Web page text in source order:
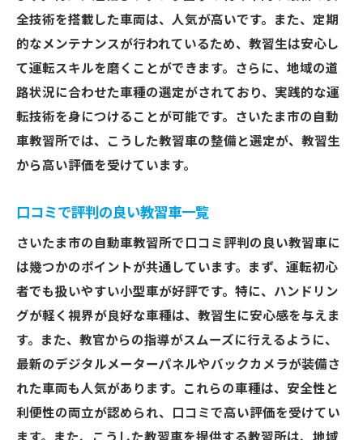
全技術を搭載した車両は、人気が高いです。また、定期
的なメンテナンスが行われているため、教習生は安心し
て運転スキルを磨くことができます。さらに、地域の道
路状況に合わせた車種の選定がされており、実践的な運
転技術を身につけることが可能です。さいたま市の自動
車教習所では、こうした教習車の整備と選定が、教習生
から高い評価を受けています。
口コミで評判の良い教習車一覧
さいたま市の自動車教習所で口コミ評判の良い教習車に
は幾つかのポイントが共通しています。まず、運転初心
者でも扱いやすい小型車が好評です。特に、ハンドリン
グが軽く視界が良好な車種は、教習生に安心感を与えま
す。また、教官からの指導がスムーズに行えるように、
最新のデジタルメーターパネルやバックカメラが装備さ
れた車両も人気があります。これらの車種は、安全性と
利便性の両立が認められ、口コミで高い評価を受けてい